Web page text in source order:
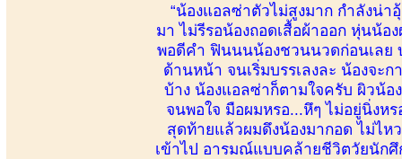
“น้องแอลซ่าตัวไม่สูงมาก กำลังน่า
มา ไม่รีรอน้องถอดเสื้อผ้าออก หุ่นน้
พอดีคำ ฟินนนน้องชวนนวดก่อนเลย
ด้านหน้า จนเริ่มบรรเลงละ น้องจะ
บ้าง น้องแอลซ่าก็ตามใจครับ ผิวน้
จนพอใจ มือผมหรอ...หึๆ ไม่อยู่นิ่งห
สุดท้ายแล้วผมดึงน้องมากอด ไม่ไห
เข้าไป อารมณ์แบบคล้ายชีวิตวัยนักศึ